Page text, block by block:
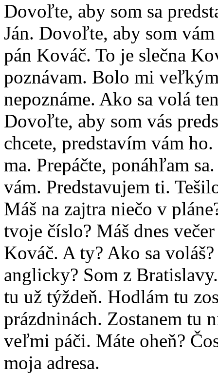
Dovoľte, aby som sa
Ján. Dovoľte, aby som
pán Kováč. To je slečna
poznávam. Bolo mi
nepoznáme. Ako sa volá
Dovoľte, aby som vás
chcete, predstavím vám
ma. Prepáčte, ponáhľam
vám. Predstavujem ti.
Máš na zajtra niečo v
tvoje číslo? Máš dnes
Kováč. A ty? Ako sa
anglicky? Som z
tu už týždeň. Hodlám tu
prázdninách. Zostanem tu
veľmi páči. Máte oheň?
moja adresa.